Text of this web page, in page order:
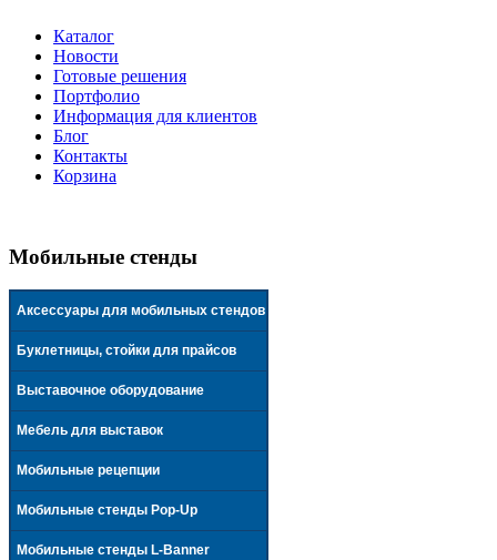
Каталог
Новости
Готовые решения
Портфолио
Информация для клиентов
Блог
Контакты
Корзина
Мобильные стенды
Аксессуары для мобильных стендов
Буклетницы, стойки для прайсов
Выставочное оборудование
Мебель для выставок
Мобильные рецепции
Мобильные стенды Pop-Up
Мобильные стенды L-Banner